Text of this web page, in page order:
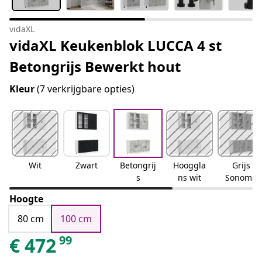
vidaXL
vidaXL Keukenblok LUCCA 4 st
Betongrijs Bewerkt hout
Kleur(7 verkrijgbare opties)
Wit Zwart
Betongrij
s
Hooggla
ns wit
Grijs
Sonoma
Hoogte
80 cm
100 cm
€47299